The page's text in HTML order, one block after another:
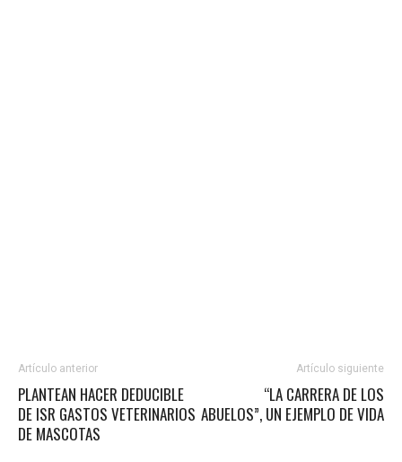
Artículo anterior
PLANTEAN HACER DEDUCIBLE
DE ISR GASTOS VETERINARIOS
DE MASCOTAS
Artículo siguiente
“LA CARRERA DE LOS
ABUELOS”, UN EJEMPLO DE VIDA